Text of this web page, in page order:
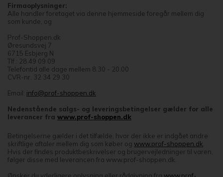
Firmaoplysninger:
Alle handler foretaget via denne hjemmeside foregår mellem dig
som kunde, og
Prof-Shoppen.dk
Øresundsvej 7
6715 Esbjerg N
Tlf.: 28 49 09 09
Telefontid alle dage mellem 8.30 - 20.00
CVR-nr. 32 34 29 30
Email: info@prof-shoppen.dk
Nedenstående salgs- og leveringsbetingelser gælder for alle
leverancer fra www.prof-shoppen.dk
Betingelserne gælder i det tilfælde, hvor der ikke er indgået andre
skriftlige aftaler mellem dig som køber og www.prof-shoppen.dk
Hvis der findes produktbeskrivelser og brugervejledninger til varen,
følger disse med leverancen fra www.prof-shoppen.dk.